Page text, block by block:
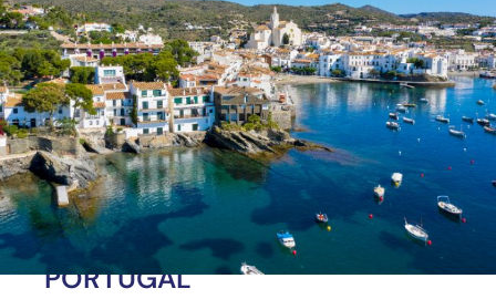
Asia
ALEMANIA
ESPAÑA
FRANCIA
GRECIA
ITALIA
PORTUGAL